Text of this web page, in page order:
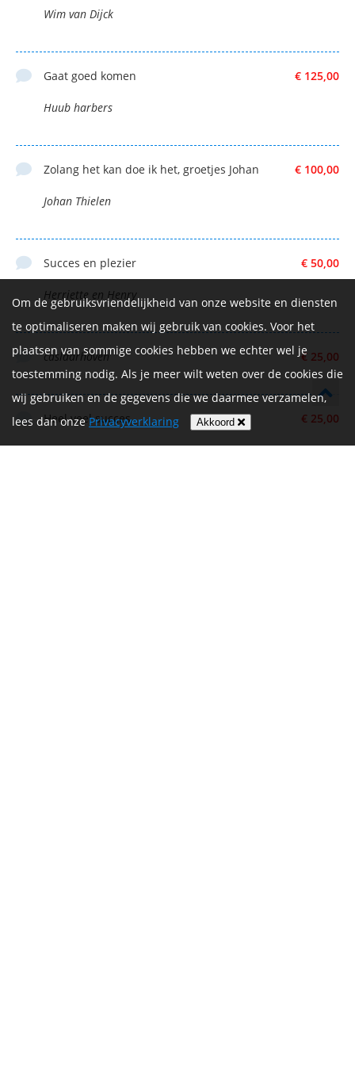
Wim van Dijck
€ 125,00
Gaat goed komen
Huub harbers
€ 100,00
Zolang het kan doe ik het, groetjes Johan
Johan Thielen
€ 50,00
Succes en plezier
Herriette en Henry
€ 25,00
caslaarhoven
€ 25,00
Heel veel succes
Betty Werner
Om de gebruiksvriendelijkheid van onze website en diensten
te optimaliseren maken wij gebruik van cookies. Voor het
plaatsen van sommige cookies hebben we echter wel je
toestemming nodig. Als je meer wilt weten over de cookies die
wij gebruiken en de gegevens die we daarmee verzamelen,
lees dan onzePrivacyverklaring Akkoord